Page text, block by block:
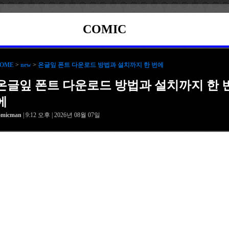
COMIC
> new > 온글잎 폰트 다운로드 방법과 설치까지 한 번에
글잎 폰트 다운로드 방법과 설치까지 한
| 9:12 오후 | 2026년 08월 07일